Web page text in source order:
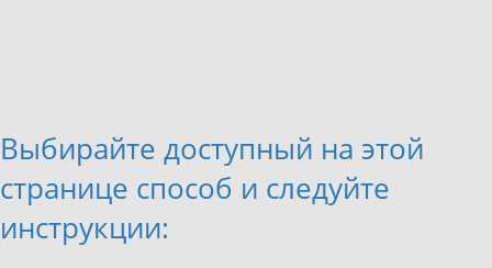
Выбирайте доступный на этой
странице способ и следуйте
инструкции: